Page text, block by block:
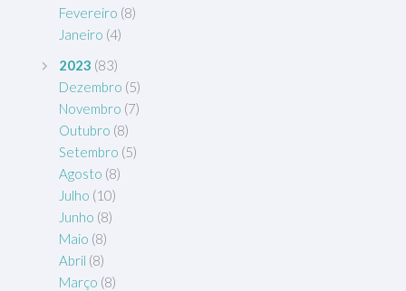
Fevereiro (8)
Janeiro (4)
2023 (83)
Dezembro (5)
Novembro (7)
Outubro (8)
Setembro (5)
Agosto (8)
Julho (10)
Junho (8)
Maio (8)
Abril (8)
Março (8)